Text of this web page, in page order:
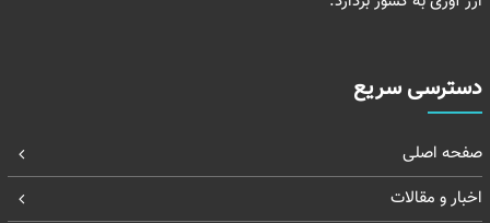
دسترسی سریع
صفحه اصلی
اخبار و مقالات